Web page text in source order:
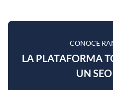
CONOCE
LA PLATAFORMA
UN